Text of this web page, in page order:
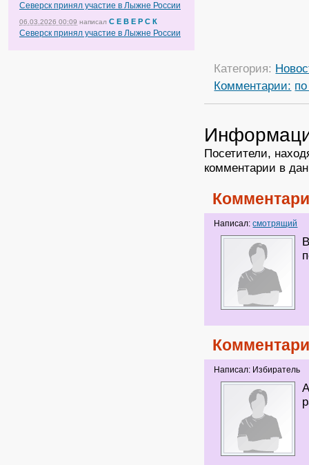
Северск принял участие в Лыжне России
06.03.2026 00:09 написал С Е В Е Р С К
Северск принял участие в Лыжне России
Категория:
Комментарии:
Посетители,
комментарии в
Написал:смотрящий
Написал: Избиратель